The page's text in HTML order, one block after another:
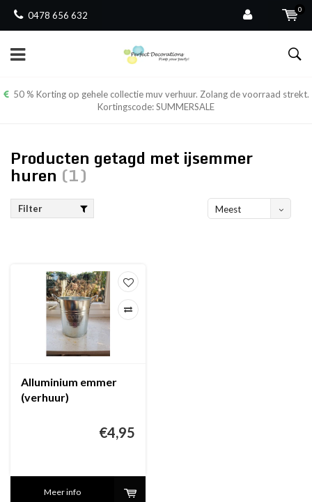
0478 656 632
0
50 % Korting op gehele collectie muv verhuur. Zolang de voorraad strekt.
Kortingscode: SUMMERSALE
Producten getagd met ijsemmer
huren (1)
Filter
Meest
Alluminium emmer
(verhuur)
€4,95
Meer info